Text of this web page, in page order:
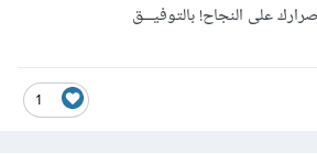
على النجاح! بالتوفيـــق
1